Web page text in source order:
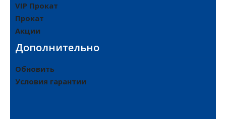
VIP Прокат
Прокат
Акции
Дополнительно
Обновить
Условия гарантии